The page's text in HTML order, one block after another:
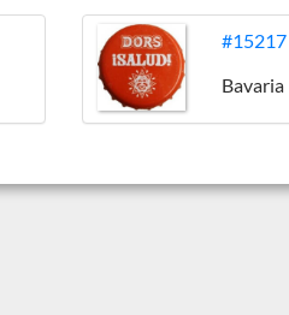
#15217
Bavaria